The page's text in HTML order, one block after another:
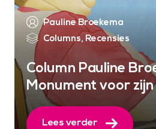
Pauline Broekema
Columns, Recensies
Column Pauline
Monument voor
Lees verder